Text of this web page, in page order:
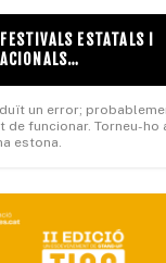
ESTATALS I
un error;
de funcionar. Torneu-ho
estona.